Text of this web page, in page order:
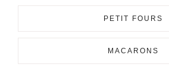
PETIT FOURS
MACARONS